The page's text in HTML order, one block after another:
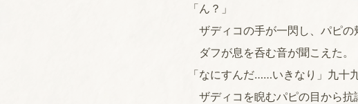
「ん？」
ザディコの手が一閃し、パピの
ダフが息を呑む音が聞こえた。
「なにすんだ……いきなり」九十
ザディコを睨むパピの目から抗